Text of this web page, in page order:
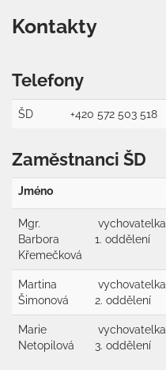
Kontakty
Telefony
ŠD +420 572 503 518
Zaměstnanci ŠD
Jméno
Mgr.
Barbora
Křemečková
vychovatelka
1. oddělení
Martina
Šimonová
vychovatelka
2. oddělení
Marie
Netopilová
vychovatelka
3. oddělení